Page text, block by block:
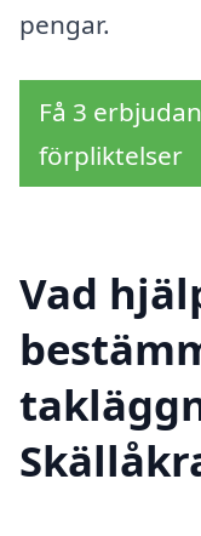
pengar.
Få 3
förpliktelser
Vad